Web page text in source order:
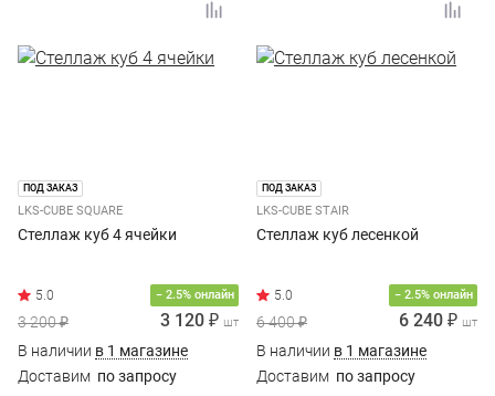
ПОД ЗАКАЗ
LKS-CUBE SQUARE
Стеллаж куб 4 ячейки
− 2.5% онлайн
3 200 ₽ 3 120 ₽ шт
В наличии в 1 магазине
Доставим по запросу
ПОД ЗАКАЗ
LKS-CUBE STAIR
Стеллаж куб лесенкой
− 2.5% онлайн
6 400 ₽ 6 240 ₽ шт
В наличии в 1 магазине
Доставим по запросу